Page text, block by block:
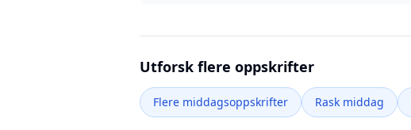
Utforsk flere oppskrifter
Flere middagsoppskrifter Rask middag